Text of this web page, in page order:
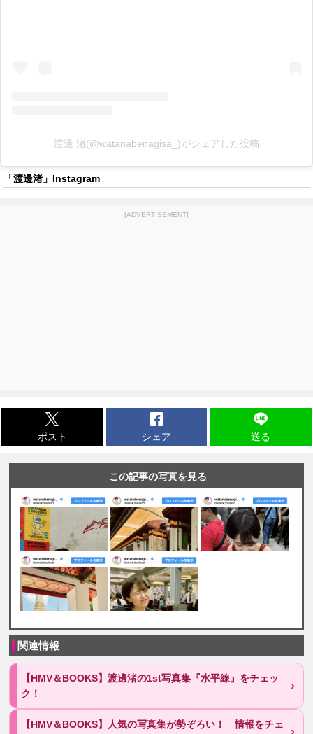
渡邊 渚(@watanabenagisa_)がシェアした投稿
「渡邊渚」Instagram
[ADVERTISEMENT]
ポスト シェア 送る
この記事の写真を見る
関連情報
【HMV＆BOOKS】渡邊渚の1st写真集『水平線』をチェッ
ク！
【HMV＆BOOKS】人気の写真集が勢ぞろい！ 情報をチェ